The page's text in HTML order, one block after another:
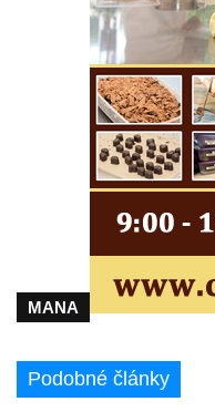
MANA
Podobné články